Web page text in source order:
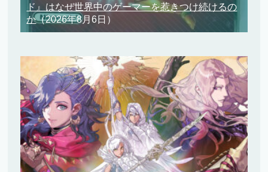
ド』はなぜ世界中のゲーマーを惹きつけ続けるの
か（2026年8月6日）